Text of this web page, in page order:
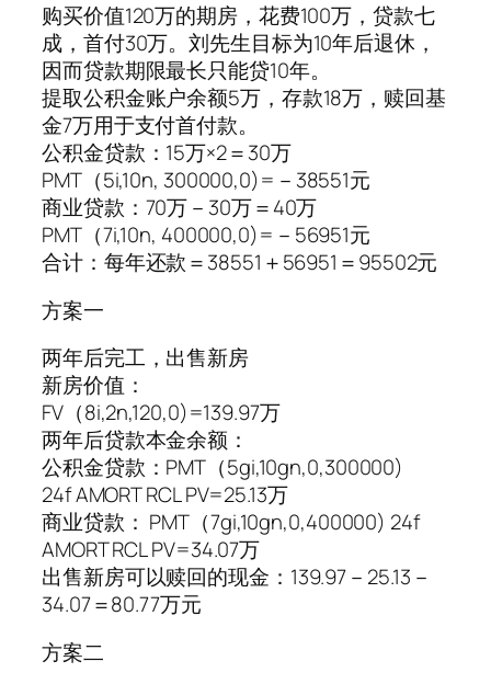
购买价值120万的期房，花费100万，贷款七
成，首付30万。刘先生目标为10年后退休，
因而贷款期限最长只能贷10年。
提取公积金账户余额5万，存款18万，赎回基
金7万用于支付首付款。
公积金贷款：15万×2＝30万
PMT（5i,10n, 300000,0)=－38551元
商业贷款：70万－30万＝40万
PMT（7i,10n, 400000,0)=－56951元
合计：每年还款＝38551＋56951＝95502元
方案一
两年后完工，出售新房
新房价值：
FV（8i,2n,120,0)=139.97万
两年后贷款本金余额：
公积金贷款：PMT（5gi,10gn,0,300000)
24f AMORT RCL PV=25.13万
商业贷款： PMT（7gi,10gn,0,400000) 24f
AMORT RCL PV=34.07万
出售新房可以赎回的现金：139.97－25.13－
34.07＝80.77万元
方案二